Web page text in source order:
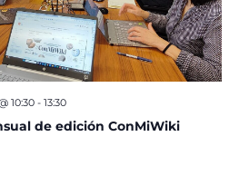
de edición ConMiWiki
10:30- 13:30